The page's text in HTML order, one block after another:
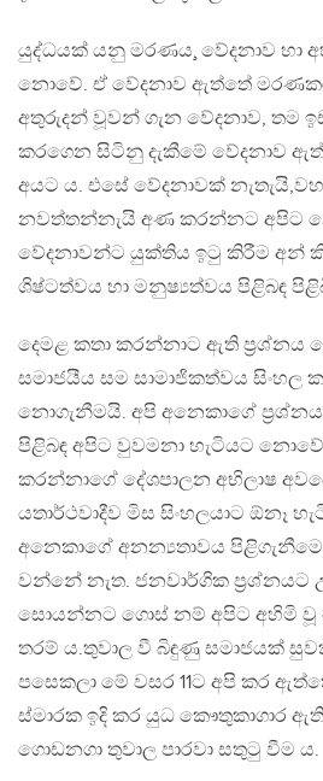
යුද්ධයක් යනු මරණය¸ වේදනාව හා
නොවේ. ඒ වේදනාව ඇත්තේ
අතුරුදන් වූවන් ගැන වේදනාව, තම
කරගෙන සිටිනු දැකීමේ වේදනාව
අයට ය. එසේ වේදනාවක්
නවත්තන්නැයි අණ කරන්නට අපිට
වේදනාවන්ට යුක්තිය ඉටු කිරීම අන්
ශිෂ්ටත්වය හා මනුෂ්‍යත්වය පිළිබඳ
දෙමළ කතා කරන්නාට ඇති ප්‍රශ්නය
සමාජයීය සම සාමාජිකත්වය සිංහල
නොගැනීමයි. අපි අනෙකාගේ
පිළිබඳ අපිට වුවමනා හැටියට
කරන්නාගේ දේශපාලන අභිලාෂ
යතාර්ථවාදීව මිස සිංහලයාට ඕනෑ
අනෙකාගේ අනන්‍යතාවය
‍‍වන්නේ නැත. ජනවාර්ගික
සොයන්නට ගොස් නම් අපිට අහිමි වූ
තරම් ය.තුවාල වී බිඳුණු සමාජයක්
පසෙකලා මේ වසර 11ට අපි කර
ස්මාරක ඉදි කර යුධ කෞතුකාගාර ඇති
ගොඩනගා තුවාල පාරවා සතුටු වීම ය.